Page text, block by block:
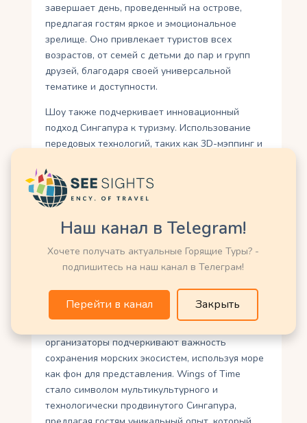
завершает день, проведенный на острове,
предлагая гостям яркое и эмоциональное
зрелище. Оно привлекает туристов всех
возрастов, от семей с детьми до пар и групп
друзей, благодаря своей универсальной
тематике и доступности.
Шоу также подчеркивает инновационный
подход Сингапура к туризму. Использование
передовых технологий, таких как 3D-мэппинг и
способность города сочетать искусство,
технологии и природу. Wings of Time
способствует экономическому росту, создавая
рабочие места и привлекая инвестиции в
туристический сектор. Его популярность
подтверждается многочисленными наградами и
статусом обязательного пункта в маршрутах
Кроме того, шоу способствует продвижению
организаторы подчеркивают важность
сохранения морских экосистем, используя море
как фон для представления. Wings of Time
стало символом мультикультурного и
технологически продвинутого Сингапура,
Наш канал в Telegram!
Хочете получать актуальные Горящие Туры? -
подпишитесь на наш канал в Телеграм!
Перейти в канал Закрыть